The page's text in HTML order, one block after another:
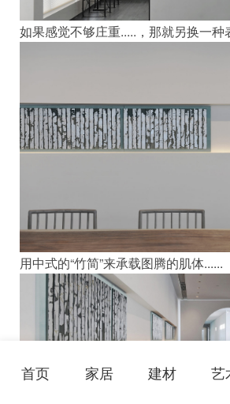
如果感觉不够庄重.....，那就另换一种
用中式的“竹简”来承载图腾的肌体......
首页 家居 建材 艺